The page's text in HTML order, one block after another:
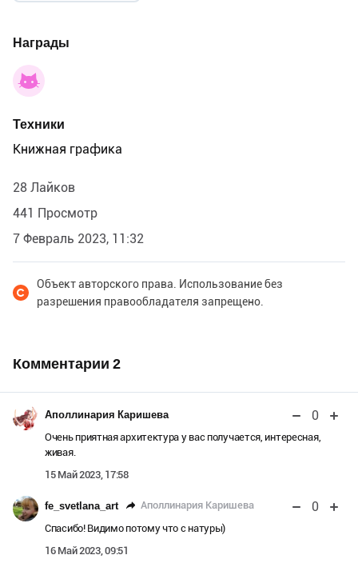
Награды
Техники
Книжная графика
28 Лайков
441 Просмотр
7 Февраль 2023, 11:32
Объект авторского права. Использование без
разрешения правообладателя запрещено.
Комментарии 2
Аполлинария Каришева 0
Очень приятная архитектура у вас получается, интересная,
живая.
15 Май 2023, 17:58
fe_svetlana_art Аполлинария Каришева 0
Спасибо! Видимо потому что с натуры)
16 Май 2023, 09:51